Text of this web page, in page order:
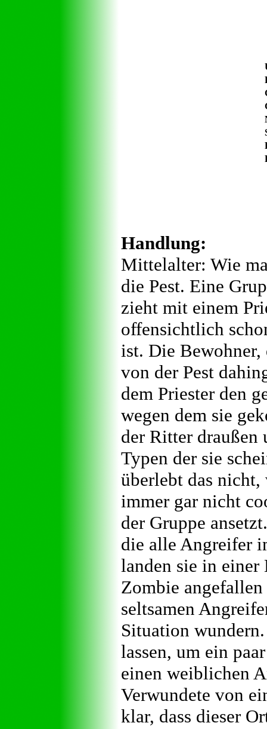
Handlung:
Mittelalter: Wie
die Pest. Eine
zieht mit einem
offensichtlich
ist. Die
von der Pest
dem Priester den
wegen dem sie
der Ritter draußen
Typen der sie
überlebt das nicht,
immer gar nicht
der Gruppe
die alle Angreifer
landen sie in
Zombie
seltsamen
Situation
lassen, um ein
einen weiblichen
Verwundete von
klar, dass dieser